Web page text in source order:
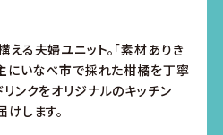
る夫婦ユニット。「素材ありき
にいなべ市で採れた柑橘を丁寧
ンクをオリジナルのキッチン
します。